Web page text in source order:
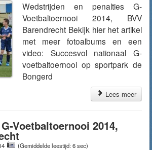
Wedstrijden en penalties G-
Voetbaltoernooi 2014, BVV
Barendrecht Bekijk hier het artikel
met meer fotoalbums en een
video: Succesvol nationaal G-
voetbaltoernooi op sportpark de
Bongerd
Lees meer
Voetbaltoernooi 2014,
(Gemiddelde leestijd: 6 sec)